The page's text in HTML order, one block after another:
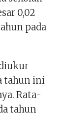
0,02
pada
tahun ini
Rata-
tahun